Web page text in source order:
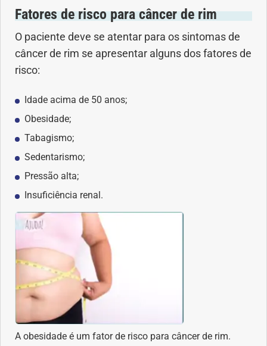
Picada de Cobra
Problemas Cardíacos
Problemas Neurológicos
Saúde da criança e adolescente
Saúde do homem
Saúde do idoso
Saúde do nariz
Saúde dos Dentes
Fatores de risco para câncer de rim
O paciente deve se atentar para os sintomas de
câncer de rim se apresentar alguns dos fatores de
risco:
Idade acima de 50 anos;
Obesidade;
Tabagismo;
Sedentarismo;
Pressão alta;
Insuficiência renal.
A obesidade é um fator de risco para câncer de rim.